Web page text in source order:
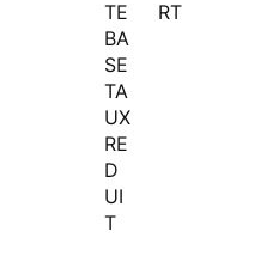
TE
BA
SE
TA
UX
RE
D
UI
T
RT